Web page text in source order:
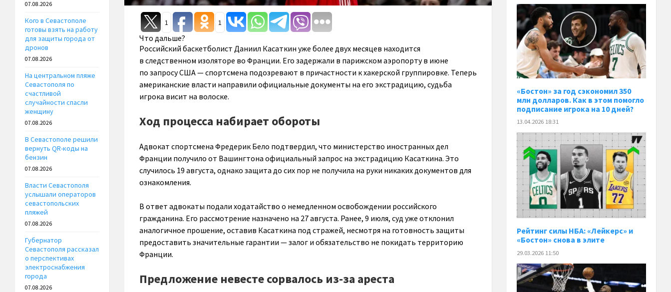
1 1
Что дальше?
Российский баскетболист Даниил Касаткин уже более двух месяцев находится
в следственном изоляторе во Франции. Его задержали в парижском аэропорту в июне
по запросу США — спортсмена подозревают в причастности к хакерской группировке. Теперь
американские власти направили официальные документы на его экстрадицию, судьба
игрока висит на волоске.
Ход процесса набирает обороты
Адвокат спортсмена Фредерик Бело подтвердил, что министерство иностранных дел
Франции получило от Вашингтона официальный запрос на экстрадицию Касаткина. Это
случилось 19 августа, однако защита до сих пор не получила на руки никаких документов для
ознакомления.
В ответ адвокаты подали ходатайство о немедленном освобождении российского
гражданина. Его рассмотрение назначено на 27 августа. Ранее, 9 июля, суд уже отклонил
аналогичное прошение, оставив Касаткина под стражей, несмотря на готовность защиты
предоставить значительные гарантии — залог и обязательство не покидать территорию
Франции.
Предложение невесте сорвалось из-за ареста
07.08.2026
Кого в Севастополе
готовы взять на работу
для защиты города от
дронов
07.08.2026
На центральном пляже
Севастополя по
счастливой
случайности спасли
женщину
07.08.2026
В Севастополе решили
вернуть QR-коды на
бензин
07.08.2026
Власти Севастополя
услышали операторов
севастопольских
пляжей
07.08.2026
Губернатор
Севастополя рассказал
о перспективах
электроснабжения
города
07.08.2026
«Бостон» за год сэкономил 350
млн долларов. Как в этом помогло
подписание игрока на 10 дней?
13.04.2026 18:31
Рейтинг силы НБА: «Лейкерс» и
«Бостон» снова в элите
29.03.2026 11:50